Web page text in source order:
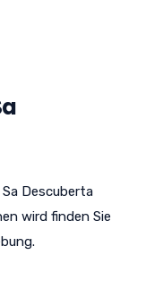
Descuberta
wird finden Sie